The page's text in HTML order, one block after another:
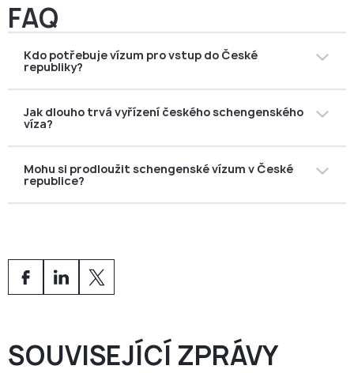
FAQ
Kdo potřebuje vízum pro vstup do České
republiky?
pro vstup do České republiky schengenské vízum. Vždy
si ověřte, zda se to vztahuje i na vaši zemi.
Jak dlouho trvá vyřízení českého schengenského
víza?
se prodloužit až na 30 dní nebo více v závislosti na
období a místě podání žádosti.
Mohu si prodloužit schengenské vízum v České
republice?
SOUVISEJÍCÍ ZPRÁVY